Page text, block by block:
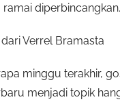
diperbincangkan.
Verrel Bramasta
minggu terakhir,
menjadi topik